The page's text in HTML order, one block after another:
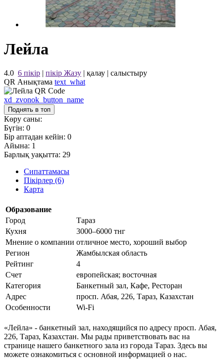
Лейла
4.0 6 пікір | пікір Жазу | қалау | салыстыру
QR Анықтама text_what
xd_zvonok_button_name
Поднять в топ
Көру саны:
Бүгін: 0
Бір аптадан кейін: 0
Айына: 1
Барлық уақытта: 29
Сипаттамасы
Пікірлер (6)
Карта
Образование
Город
Тараз
Кухня
3000–6000 тнг
Мнение о компании отличное место, хороший выбор
Регион
Жамбылская область
Рейтинг
4
Счет
европейская; восточная
Категория
Банкетный зал, Кафе, Ресторан
Адрес
просп. Абая, 226, Тараз, Казахстан
Особенности
Wi-Fi
«Лейла» - банкетный зал, находящийся по адресу просп. Абая,
226, Тараз, Казахстан. Мы рады приветствовать вас на
странице нашего банкетного зала из города Тараз. Здесь вы
можете ознакомиться с основной информацией о нас.